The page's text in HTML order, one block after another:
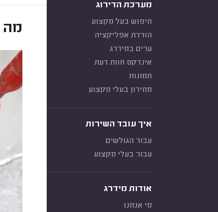
מערכת הדירוג
חיפוש בעל מקצוע
הורדת אפליקציה
ערים במידרג
אינדקס חוות דעת
תמונות
מחירון בעלי מקצוע
איך עובד השירות
עבור הגולשים
עבור בעלי מקצוע
אודות מידרג
מי אנחנו
מה